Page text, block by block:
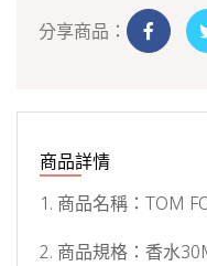
分享商品：
商品詳情
1. 商品名稱：TOM
2. 商品規格：香水